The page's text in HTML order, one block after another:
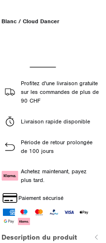
Blanc / Cloud Dancer
Profitez d'une livraison gratuite
sur les commandes de plus de
90 CHF
Livraison rapide disponible
Période de retour prolongée
de 100 jours
Achetez maintenant, payez
plus tard.
Paiement sécurisé
Description du produit